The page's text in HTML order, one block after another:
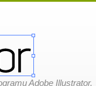
Adobe Illustrator.